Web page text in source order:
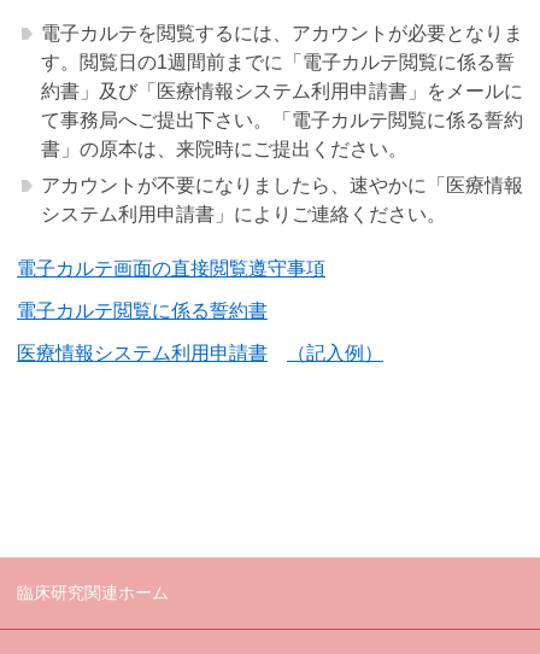
電子カルテを閲覧するには、アカウントが必要となりま
す。閲覧日の1週間前までに「電子カルテ閲覧に係る誓
約書」及び「医療情報システム利用申請書」をメールに
て事務局へご提出下さい。「電子カルテ閲覧に係る誓約
書」の原本は、来院時にご提出ください。
アカウントが不要になりましたら、速やかに「医療情報
システム利用申請書」によりご連絡ください。
電子カルテ画面の直接閲覧遵守事項
電子カルテ閲覧に係る誓約書
医療情報システム利用申請書 （記入例）
臨床研究関連ホーム